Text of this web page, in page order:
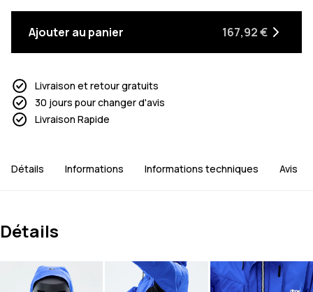
Ajouter au panier 167,92 €
Livraison et retour gratuits
30 jours pour changer d'avis
Livraison Rapide
Détails Informations Informations techniques Avis
Détails